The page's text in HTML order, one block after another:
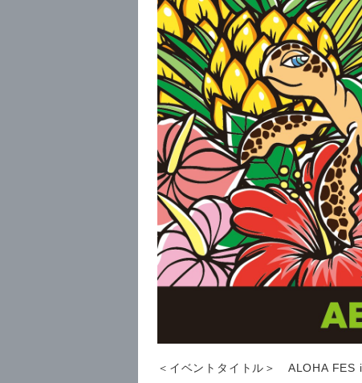
＜イベントタイトル＞ ALOHA FES